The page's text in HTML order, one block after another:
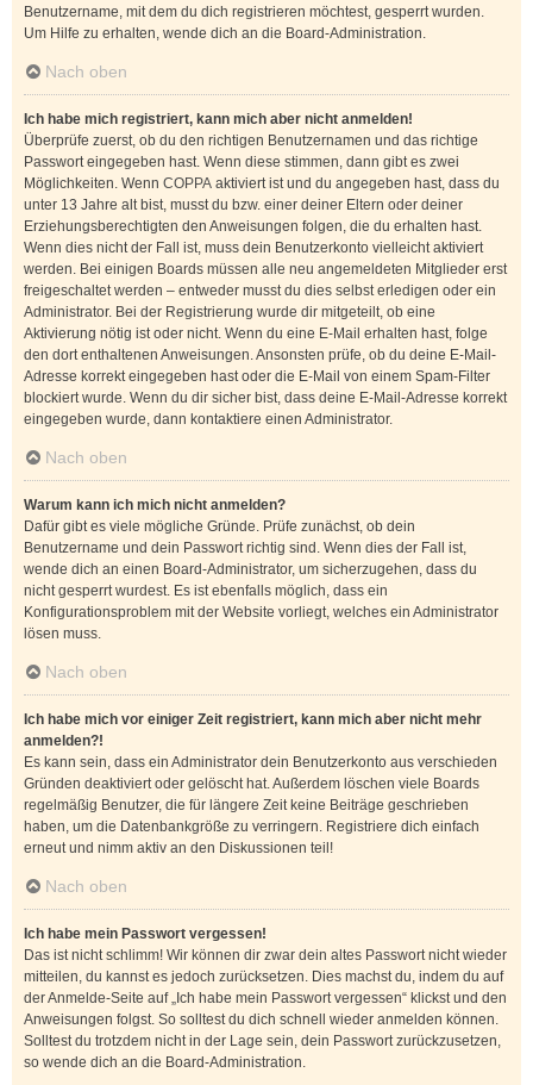
Benutzername, mit dem du dich registrieren möchtest, gesperrt wurden.
Um Hilfe zu erhalten, wende dich an die Board-Administration.
Nach oben
Ich habe mich registriert, kann mich aber nicht anmelden!
Überprüfe zuerst, ob du den richtigen Benutzernamen und das richtige
Passwort eingegeben hast. Wenn diese stimmen, dann gibt es zwei
Möglichkeiten. Wenn COPPA aktiviert ist und du angegeben hast, dass du
unter 13 Jahre alt bist, musst du bzw. einer deiner Eltern oder deiner
Erziehungsberechtigten den Anweisungen folgen, die du erhalten hast.
Wenn dies nicht der Fall ist, muss dein Benutzerkonto vielleicht aktiviert
werden. Bei einigen Boards müssen alle neu angemeldeten Mitglieder erst
freigeschaltet werden – entweder musst du dies selbst erledigen oder ein
Administrator. Bei der Registrierung wurde dir mitgeteilt, ob eine
Aktivierung nötig ist oder nicht. Wenn du eine E-Mail erhalten hast, folge
den dort enthaltenen Anweisungen. Ansonsten prüfe, ob du deine E-Mail-
Adresse korrekt eingegeben hast oder die E-Mail von einem Spam-Filter
blockiert wurde. Wenn du dir sicher bist, dass deine E-Mail-Adresse korrekt
eingegeben wurde, dann kontaktiere einen Administrator.
Nach oben
Warum kann ich mich nicht anmelden?
Dafür gibt es viele mögliche Gründe. Prüfe zunächst, ob dein
Benutzername und dein Passwort richtig sind. Wenn dies der Fall ist,
wende dich an einen Board-Administrator, um sicherzugehen, dass du
nicht gesperrt wurdest. Es ist ebenfalls möglich, dass ein
Konfigurationsproblem mit der Website vorliegt, welches ein Administrator
lösen muss.
Nach oben
Ich habe mich vor einiger Zeit registriert, kann mich aber nicht mehr
anmelden?!
Es kann sein, dass ein Administrator dein Benutzerkonto aus verschieden
Gründen deaktiviert oder gelöscht hat. Außerdem löschen viele Boards
regelmäßig Benutzer, die für längere Zeit keine Beiträge geschrieben
haben, um die Datenbankgröße zu verringern. Registriere dich einfach
erneut und nimm aktiv an den Diskussionen teil!
Nach oben
Ich habe mein Passwort vergessen!
Das ist nicht schlimm! Wir können dir zwar dein altes Passwort nicht wieder
mitteilen, du kannst es jedoch zurücksetzen. Dies machst du, indem du auf
der Anmelde-Seite auf „Ich habe mein Passwort vergessen“ klickst und den
Anweisungen folgst. So solltest du dich schnell wieder anmelden können.
Solltest du trotzdem nicht in der Lage sein, dein Passwort zurückzusetzen,
so wende dich an die Board-Administration.